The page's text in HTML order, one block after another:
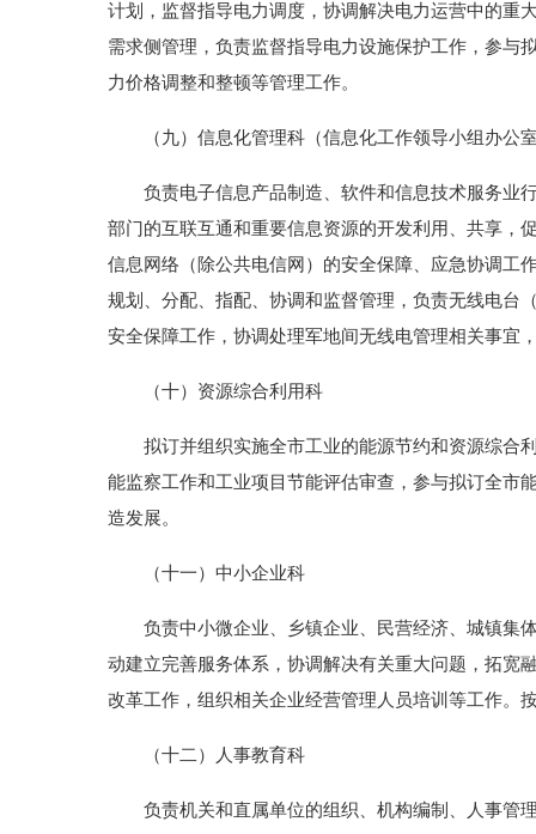
计划，监督指导电力调度，协调解决电力运营中的重
需求侧管理，负责监督指导电力设施保护工作，参与
力价格调整和整顿等管理工作。
（九）信息化管理科（信息化工作领导小组办公
负责电子信息产品制造、软件和信息技术服务业行
部门的互联互通和重要信息资源的开发利用、共享，
信息网络（除公共电信网）的安全保障、应急协调工
规划、分配、指配、协调和监督管理，负责无线电台
安全保障工作，协调处理军地间无线电管理相关事宜
（十）资源综合利用科
拟订并组织实施全市工业的能源节约和资源综合利
能监察工作和工业项目节能评估审查，参与拟订全市
造发展。
（十一）中小企业科
负责中小微企业、乡镇企业、民营经济、城镇集体
动建立完善服务体系，协调解决有关重大问题，拓宽
改革工作，组织相关企业经营管理人员培训等工作。
（十二）人事教育科
负责机关和直属单位的组织、机构编制、人事管理